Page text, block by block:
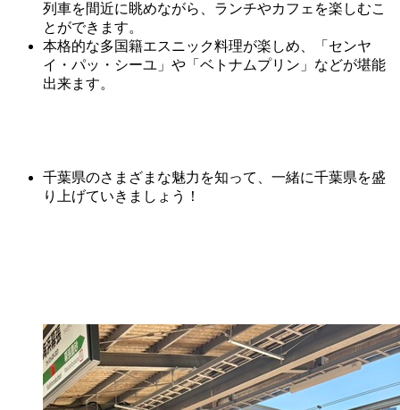
列車を間近に眺めながら、ランチやカフェを楽しむこ
とができます。
本格的な多国籍エスニック料理が楽しめ、「センヤ
イ・パッ・シーユ」や「ベトナムプリン」などが堪能
出来ます。
千葉県のさまざまな魅力を知って、一緒に千葉県を盛
り上げていきましょう！